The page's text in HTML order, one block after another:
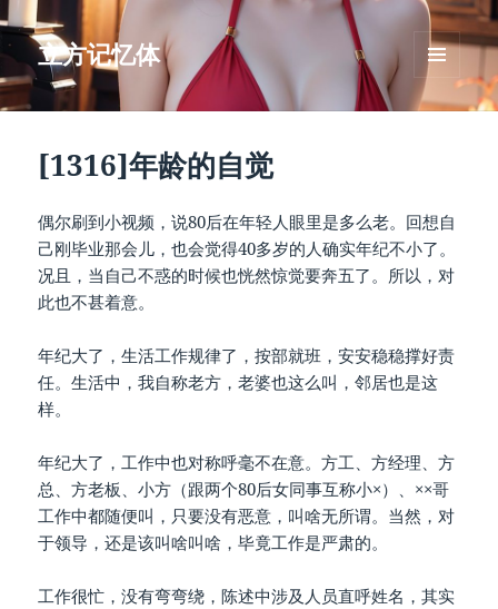
立方记忆体
菜单和
挂件
[1316]年龄的自觉
偶尔刷到小视频，说80后在年轻人眼里是多么老。回想自
己刚毕业那会儿，也会觉得40多岁的人确实年纪不小了。
况且，当自己不惑的时候也恍然惊觉要奔五了。所以，对
此也不甚着意。
年纪大了，生活工作规律了，按部就班，安安稳稳撑好责
任。生活中，我自称老方，老婆也这么叫，邻居也是这
样。
年纪大了，工作中也对称呼毫不在意。方工、方经理、方
总、方老板、小方（跟两个80后女同事互称小×）、××哥
工作中都随便叫，只要没有恶意，叫啥无所谓。当然，对
于领导，还是该叫啥叫啥，毕竟工作是严肃的。
工作很忙，没有弯弯绕，陈述中涉及人员直呼姓名，其实